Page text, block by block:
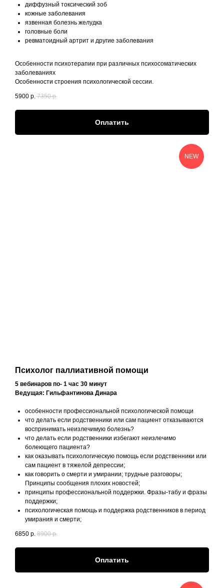
диффузный токсический зоб
кожные заболевания
язвенная болезнь желудка
головные боли
ревматоидный артрит и другие заболевания
Особенности психотерапии при различных психосоматических
заболеваниях
Особенности строения психологической сессии.
5900 р. 7350 р.
Оплатить
NEW
Психолог паллиативной помощи
5 вебинаров по- 1 час 30 минут
Ведущая: Гильфантинова Динара
особенности профессиональной психологической помощи
что делать если родственники или сам пациент отказываются
воспринимать неизлечимую болезнь?
что делать если родственники избегают неизлечимо
болеющего пациента?
как оказывать психологическую помощь если родственники или
сам пациент в тяжелой депрессии;
как говорить о смерти и умирании; трудные разговоры;
Принципы сообщения плохих новостей;
принципы профессиональной поддержки. Фразы-табу и фразы
поддержки;
психологическая помощь и поддержка родственников в период
умирания и смерти;
6850 р. 8900 р.
Оплатить